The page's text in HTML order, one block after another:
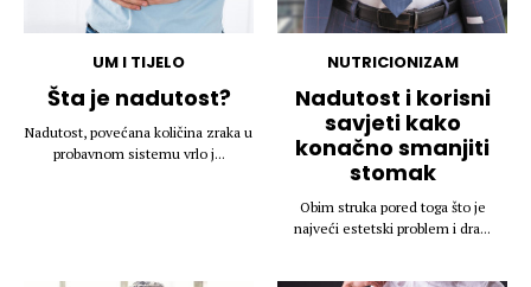
UM I TIJELO
Šta je nadutost?
Nadutost, povećana količina zraka u
probavnom sistemu vrlo j...
NUTRICIONIZAM
Nadutost i korisni
savjeti kako
konačno smanjiti
stomak
Obim struka pored toga što je
najveći estetski problem i dra...